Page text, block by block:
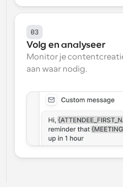
03
Volg en analyseer
Monitor je
aan waar nodig.